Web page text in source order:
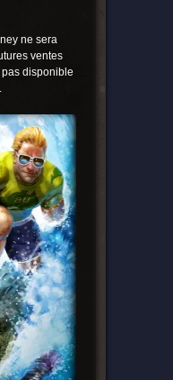
ne sera
ventes
disponible